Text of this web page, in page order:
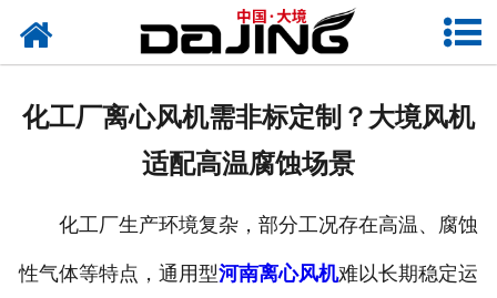
网站首页
化工厂离心风机需非标定制？大境风机
适配高温腐蚀场景
化工厂生产环境复杂，部分工况存在高温、腐蚀
性气体等特点，通用型河南离心风机难以长期稳定运